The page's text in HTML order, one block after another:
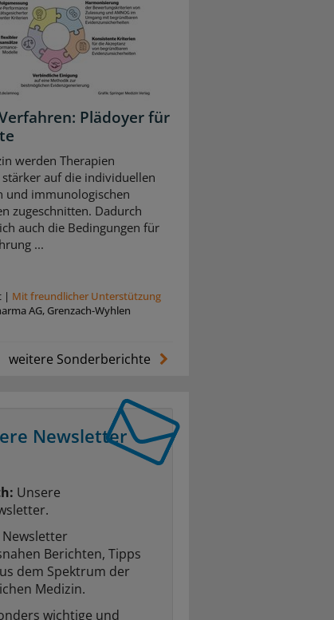
Plädoyer für
werden Therapien
auf die individuellen
und immunologischen
zugeschnitten. Dadurch
auch die Bedingungen für
...
| Mit freundlicher Unterstützung
AG, Grenzach-Wyhlen
weitere Sonderberichte
Newsletter
Unsere
Newsletter
Berichten, Tipps
dem Spektrum der
Medizin.
wichtige und